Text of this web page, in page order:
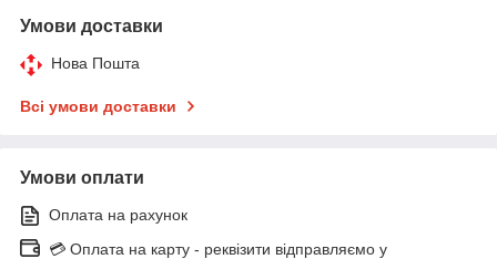
Умови доставки
Нова Пошта
Всі умови доставки
Умови оплати
Оплата на рахунок
💳 Оплата на карту - реквізити відправляємо у